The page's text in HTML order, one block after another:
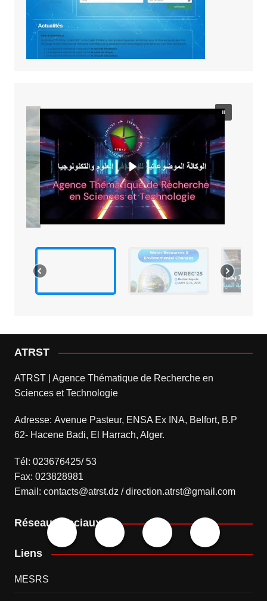
ATRST
ATRST | Agence Thématique de Recherche en
Sciences et Technologie
Adresse: Avenue Pasteur, ENSA Ex INA, Belfort, B.P
62- Hacene Badi, El Harrach, Alger.
Tél: 023676425/ 53
Fax: 023828981
Email: contacts@atrst.dz / direction.atrst@gmail.com
Réseaux sociaux
Liens
MESRS